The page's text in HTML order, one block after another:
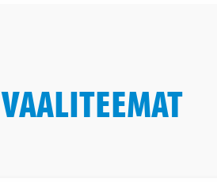
VAALITEEMAT